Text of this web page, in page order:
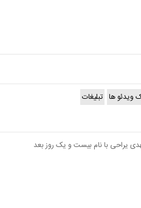
ویدئو ها تبلیغات
یراحی با نام بیست و یک روز بعد